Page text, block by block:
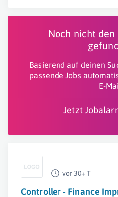
Noch nicht
Basierend auf deinen
passende Jobs
E-
Jetzt
vor 30+ T
Controller - Finance